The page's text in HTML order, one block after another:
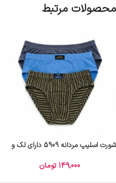
محصولات مرتبط
شورت اسلیپ مردانه 5909 دارای لک و
149,000 تومان